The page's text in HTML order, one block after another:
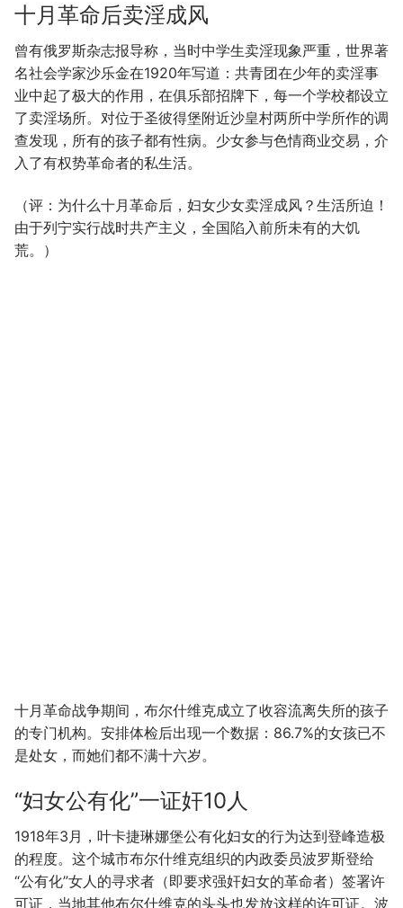
十月革命后卖淫成风
曾有俄罗斯杂志报导称，当时中学生卖淫现象严重，世界著
名社会学家沙乐金在1920年写道：共青团在少年的卖淫事
业中起了极大的作用，在俱乐部招牌下，每一个学校都设立
了卖淫场所。对位于圣彼得堡附近沙皇村两所中学所作的调
查发现，所有的孩子都有性病。少女参与色情商业交易，介
入了有权势革命者的私生活。
（评：为什么十月革命后，妇女少女卖淫成风？生活所迫！
由于列宁实行战时共产主义，全国陷入前所未有的大饥
荒。）
十月革命战争期间，布尔什维克成立了收容流离失所的孩子
的专门机构。安排体检后出现一个数据：86.7%的女孩已不
是处女，而她们都不满十六岁。
“妇女公有化”一证奸10人
1918年3月，叶卡捷琳娜堡公有化妇女的行为达到登峰造极
的程度。这个城市布尔什维克组织的内政委员波罗斯登给
“公有化”女人的寻求者（即要求强奸妇女的革命者）签署许
可证，当地其他布尔什维克的头头也发放这样的许可证。波